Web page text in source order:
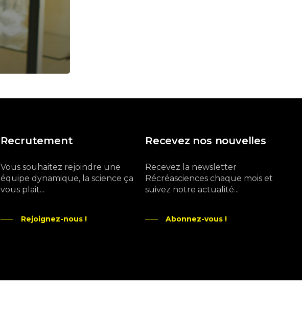
Recrutement
Vous souhaitez rejoindre une
équipe dynamique, la science ça
vous plait...
Rejoignez-nous !
Recevez nos nouvelles
Recevez la newsletter
Récréasciences chaque mois et
suivez notre actualité...
Abonnez-vous !